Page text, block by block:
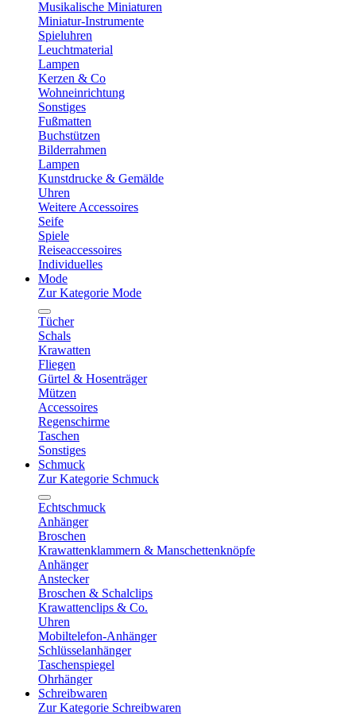
Musikalische Miniaturen
Miniatur-Instrumente
Spieluhren
Leuchtmaterial
Lampen
Kerzen & Co
Wohneinrichtung
Sonstiges
Fußmatten
Buchstützen
Bilderrahmen
Lampen
Kunstdrucke & Gemälde
Uhren
Weitere Accessoires
Seife
Spiele
Reiseaccessoires
Individuelles
Mode
Zur Kategorie Mode
Tücher
Schals
Krawatten
Fliegen
Gürtel & Hosenträger
Mützen
Accessoires
Regenschirme
Taschen
Sonstiges
Schmuck
Zur Kategorie Schmuck
Echtschmuck
Anhänger
Broschen
Krawattenklammern & Manschettenknöpfe
Anhänger
Anstecker
Broschen & Schalclips
Krawattenclips & Co.
Uhren
Mobiltelefon-Anhänger
Schlüsselanhänger
Taschenspiegel
Ohrhänger
Schreibwaren
Zur Kategorie Schreibwaren